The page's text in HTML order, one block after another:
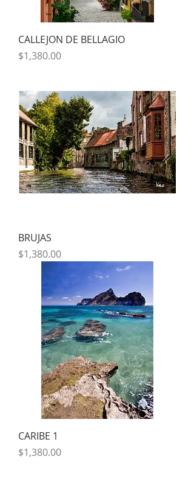
CALLEJON DE BELLAGIO
Precio
$1,380.00
BRUJAS
Precio
$1,380.00
CARIBE 1
Precio
$1,380.00